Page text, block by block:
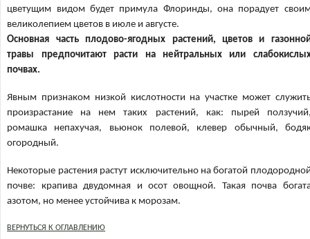
цветущим видом будет примула Флоринды, она порадует
великолепием цветов в июле и августе.
Основная часть плодово-ягодных растений, цветов и
травы предпочитают расти на нейтральных или
почвах.
Явным признаком низкой кислотности на участке может
произрастание на нем таких растений, как: пырей
ромашка непахучая, вьюнок полевой, клевер обычный,
огородный.
Некоторые растения растут исключительно на богатой
почве: крапива двудомная и осот овощной. Такая почва
азотом, но менее устойчива к морозам.
ВЕРНУТЬСЯ К ОГЛАВЛЕНИЮ